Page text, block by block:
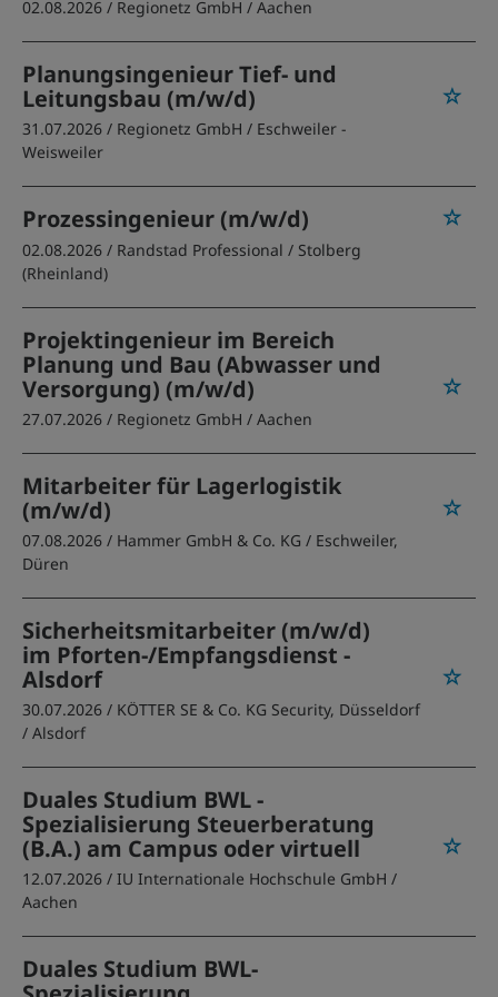
02.08.2026 / Regionetz GmbH / Aachen
Planungsingenieur Tief- und
Leitungsbau (m/w/d)
31.07.2026 / Regionetz GmbH / Eschweiler -
Weisweiler
Prozessingenieur (m/w/d)
02.08.2026 / Randstad Professional / Stolberg
(Rheinland)
Projektingenieur im Bereich
Planung und Bau (Abwasser und
Versorgung) (m/w/d)
27.07.2026 / Regionetz GmbH / Aachen
Mitarbeiter für Lagerlogistik
(m/w/d)
07.08.2026 / Hammer GmbH & Co. KG / Eschweiler,
Düren
Sicherheitsmitarbeiter (m/w/d)
im Pforten-/Empfangsdienst -
Alsdorf
30.07.2026 / KÖTTER SE & Co. KG Security, Düsseldorf
/ Alsdorf
Duales Studium BWL -
Spezialisierung Steuerberatung
(B.A.) am Campus oder virtuell
12.07.2026 / IU Internationale Hochschule GmbH /
Aachen
Duales Studium BWL-